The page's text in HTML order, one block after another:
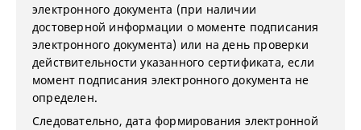
электронного документа (при наличии
достоверной информации о моменте подписания
электронного документа) или на день проверки
действительности указанного сертификата, если
момент подписания электронного документа не
определен.
Следовательно, дата формирования электронной